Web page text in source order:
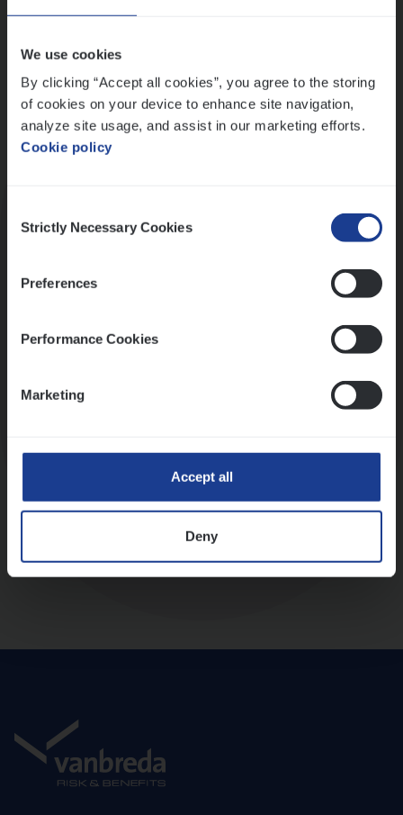
We use cookies
By clicking “Accept all cookies”, you agree to the storing
of cookies on your device to enhance site navigation,
analyze site usage, and assist in our marketing efforts.
Cookie policy
Selection
Strictly Necessary Cookies
Preferences
Performance Cookies
Marketing
Accept all
Deny